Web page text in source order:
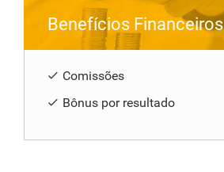
Benefícios Financeiros
Comissões
Bônus por resultado